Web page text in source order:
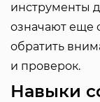
инструменты
означают еще
обратить
и проверок.
Навыки